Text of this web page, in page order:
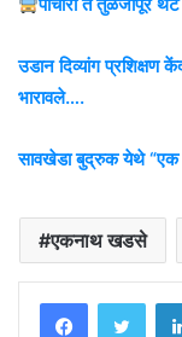
पाचोरा ते तुळजापूर
उडान दिव्यांग प्रशिक्षण
भारावले….
सावखेडा बुद्रुक येथे “एक
एकनाथ खडसे